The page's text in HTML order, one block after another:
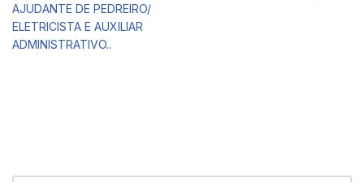
AJUDANTE DE PEDREIRO/
ELETRICISTA E AUXILIAR
ADMINISTRATIVO..